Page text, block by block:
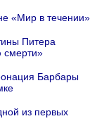
«Мир в течении»
Питера
смерти»
Барбары
из первых